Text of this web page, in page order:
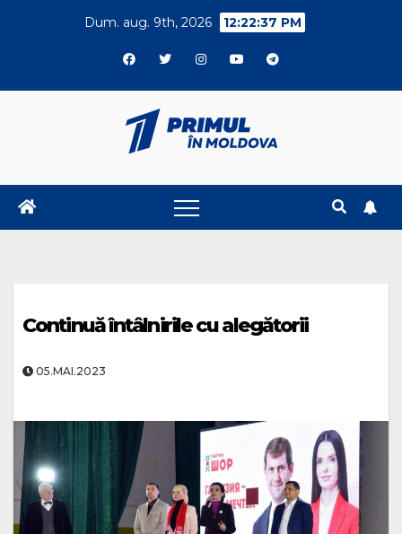
Dum. aug. 9th, 2026 12:22:38 PM
Continuă întâlnirile cu alegătorii
05.MAI.2023